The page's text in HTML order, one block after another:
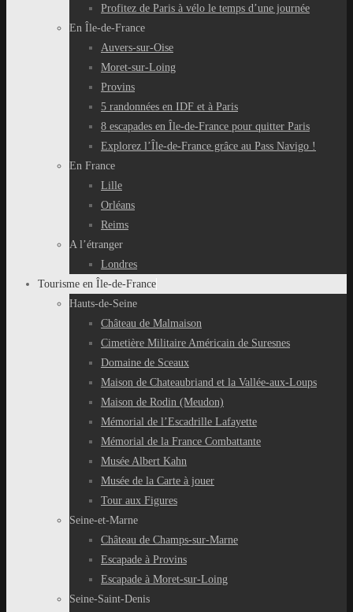
Profitez de Paris à vélo le temps d’une journée
En Île-de-France
Auvers-sur-Oise
Moret-sur-Loing
Provins
5 randonnées en IDF et à Paris
8 escapades en Île-de-France pour quitter Paris
Explorez l’Île-de-France grâce au Pass Navigo !
En France
Lille
Orléans
Reims
A l’étranger
Londres
Tourisme en Île-de-France
Hauts-de-Seine
Château de Malmaison
Cimetière Militaire Américain de Suresnes
Domaine de Sceaux
Maison de Chateaubriand et la Vallée-aux-Loups
Maison de Rodin (Meudon)
Mémorial de l’Escadrille Lafayette
Mémorial de la France Combattante
Musée Albert Kahn
Musée de la Carte à jouer
Tour aux Figures
Seine-et-Marne
Château de Champs-sur-Marne
Escapade à Provins
Escapade à Moret-sur-Loing
Seine-Saint-Denis